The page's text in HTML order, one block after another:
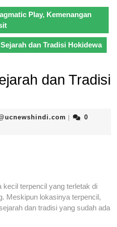
Play, Kemenangan
dan Tradisi Hokidewa
dan Tradisi
0
kecil terpencil yang terletak di
Meskipun lokasinya terpencil,
dan tradisi yang sudah ada